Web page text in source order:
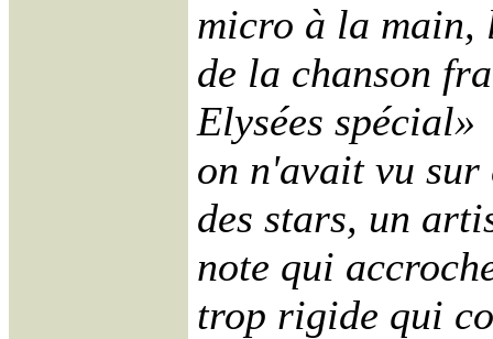
micro à la main,
de la chanson
Elysées
on n'avait vu
des stars, un
note qui
trop rigide qui